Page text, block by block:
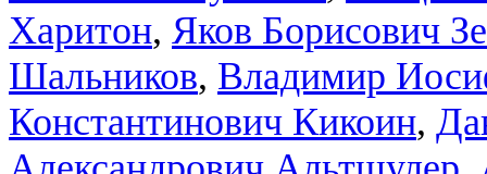
Харитон, Яков Борисович
Шальников, Владимир
Константинович Кикоин,